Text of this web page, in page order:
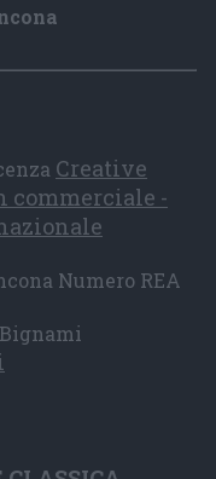
Creative
commerciale -
Numero REA